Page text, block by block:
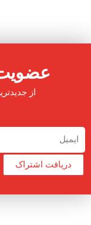
عضویت
از
دریافت اشتراک